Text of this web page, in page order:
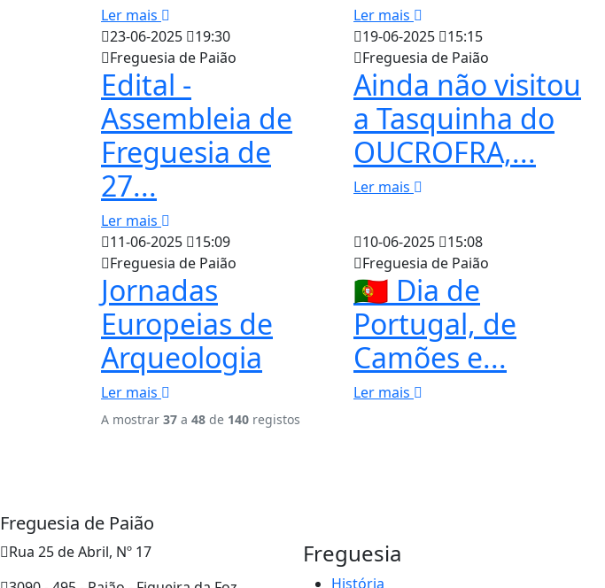
Ler mais Ler mais
23-06-2025
19:30
Freguesia de Paião
Edital -
Assembleia de
Freguesia de
27...
Ler mais
19-06-2025
15:15
Freguesia de Paião
Ainda não visitou
a Tasquinha do
OUCROFRA,...
Ler mais
11-06-2025
15:09
Freguesia de Paião
Jornadas
Europeias de
Arqueologia
Ler mais
10-06-2025
15:08
Freguesia de Paião
🇵🇹 Dia de
Portugal, de
Camões e...
Ler mais
A mostrar 37 a 48 de 140 registos
Freguesia de Paião
Rua 25 de Abril, Nº 17
Freguesia
História